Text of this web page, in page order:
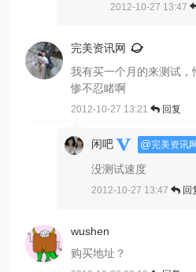
2012-10-27 13:47
完美资讯网
我有买一个月的来测试，
惨不忍睹啊
2012-10-27 13:21 回复
闲吧 @完美资讯网
没测试速度
2012-10-27 13:47 回
wushen
购买地址？